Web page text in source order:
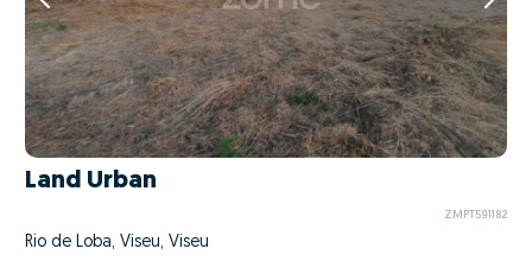
Land Urban
ZMPT591182
Rio de Loba, Viseu, Viseu